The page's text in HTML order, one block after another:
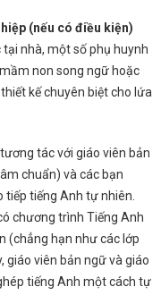
(nếu có điều kiện)
nhà, một số phụ huynh
non song ngữ hoặc
kế chuyên biệt cho lứa
tác với giáo viên bản
chuẩn) và các bạn
tiếng Anh tự nhiên.
chương trình Tiếng Anh
(chẳng hạn như các lớp
giáo viên bản ngữ và giáo
tiếng Anh một cách tự